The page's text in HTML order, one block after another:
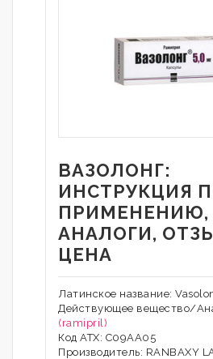
ВАЗОЛОНГ:
ИНСТРУКЦИЯ
ПРИМЕНЕНИЮ,
АНАЛОГИ,
ЦЕНА
Латинское название:
Действующее вещество/
(ramipril)
Код АТХ: C09AA05
Производитель: RANBAXY